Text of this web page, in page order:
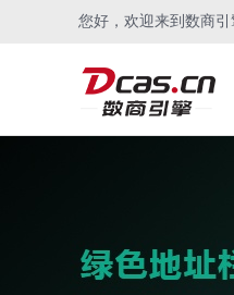
您好，欢迎来到数商引